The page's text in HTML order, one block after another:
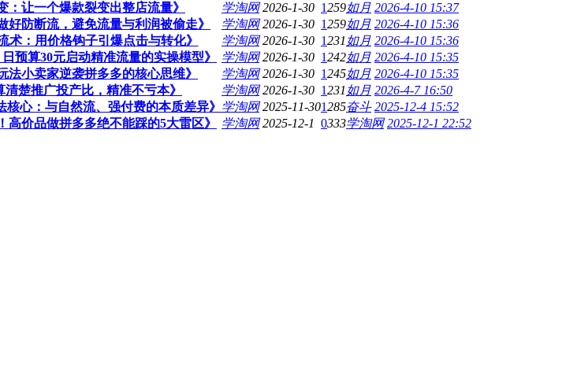
：让一个爆款裂变出整店流量》
学淘网 2026-1-30 1259如月 2026-4-10 15:37
好防断流，避免流量与利润被偷走》
学淘网 2026-1-30 1259如月 2026-4-10 15:36
术：用价格钩子引爆点击与转化》
学淘网 2026-1-30 1231 如月 2026-4-10 15:36
预算30元启动精准流量的实操模型》
学淘网 2026-1-30 1242如月 2026-4-10 15:35
法小卖家逆袭拼多多的核心思维》
学淘网 2026-1-30 1245如月 2026-4-10 15:35
楚推广投产比，精准不亏本》
学淘网 2026-1-30 1231 如月 2026-4-7 16:50
心：与自然流、强付费的本质差异》 学淘网 2025-11-301285奋斗 2025-12-4 15:52
高价品做拼多多绝不能踩的5大雷区​​》
学淘网 2025-12-1 0333学淘网 2025-12-1 22:52